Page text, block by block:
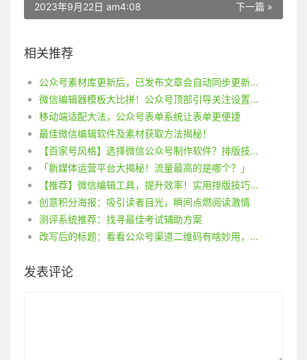
下一篇 »
2023年9月22日 am4:08
相关推荐
公众号素材库更新后，已发布文章会自动同步更新吗？
微信编辑器模板大比拼！公众号顶部引导关注设置攻略！
移动端适配大法，公众号表单系统让表单更便捷
最佳微信编辑软件及素材获取方法揭秘！
【百家号风格】选择微信公众号制作软件？排版技巧让你的公众号更出彩！
「新媒体运营平台大揭秘！流量最高的是哪个？」
【推荐】微信编辑工具，提升效率！实用排版技巧分享！
创意积分海报：吸引读者目光，瞬间点燃阅读激情
测评系统推荐：找寻最佳考试辅助方案
改写后的标题：看看公众号渠道二维码有啥妙用，生成方法快速get
发表评论